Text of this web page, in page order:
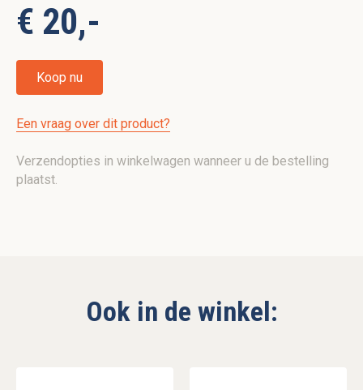
€ 20,-
Koop nu
Een vraag over dit product?
Verzendopties in winkelwagen wanneer u de bestelling
plaatst.
Ook in de winkel: